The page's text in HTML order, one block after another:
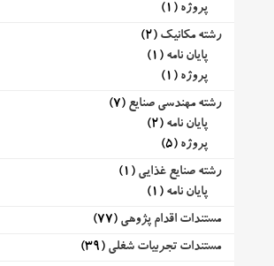
پروژه (1)
رشته مکانیک (2)
پایان نامه (1)
پروژه (1)
رشته مهندسی صنایع (7)
پایان نامه (2)
پروژه (5)
رشته صنایع غذایی (1)
پایان نامه (1)
مستندات اقدام پژوهی (77)
مستندات تجربیات شغلی (39)